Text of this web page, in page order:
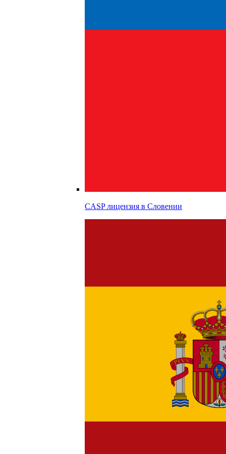
CASP лицензия в Словении